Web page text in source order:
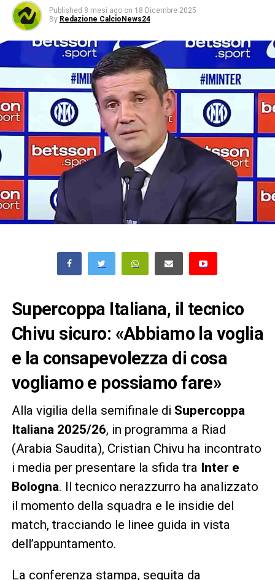
Published 8 mesi ago on 18 Dicembre 2025
By Redazione CalcioNews24
Supercoppa Italiana, il tecnico
Chivu sicuro: «Abbiamo la voglia
e la consapevolezza di cosa
vogliamo e possiamo fare»
Alla vigilia della semifinale di Supercoppa
Italiana 2025/26, in programma a Riad
(Arabia Saudita), Cristian Chivu ha incontrato
i media per presentare la sfida tra Inter e
Bologna. Il tecnico nerazzurro ha analizzato
il momento della squadra e le insidie del
match, tracciando le linee guida in vista
dell’appuntamento.
La conferenza stampa, seguita da